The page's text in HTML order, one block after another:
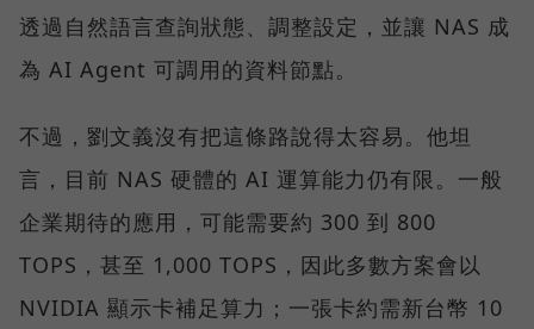
透過自然語言查詢狀態、調整設定，並讓 NAS 成
為 AI Agent 可調用的資料節點。
不過，劉文義沒有把這條路說得太容易。他坦
言，目前 NAS 硬體的 AI 運算能力仍有限。一般
企業期待的應用，可能需要約 300 到 800
TOPS，甚至 1,000 TOPS，因此多數方案會以
NVIDIA 顯示卡補足算力；一張卡約需新台幣 10